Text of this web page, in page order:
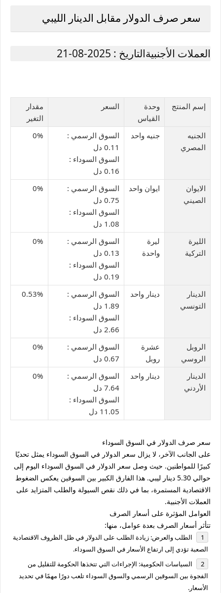
سعر صرف الدولار مقابل الدينار الليبي
العملات الأجنبيةالتاريخ : 2025-08-21
إسم المنتج
وحدة
القياس
السعر
مقدار
التغير
الجنيه
المصري
جنيه واحد
السوق الرسمي :
0.11 دل
السوق السوداء :
0.16 دل
0%
الايوان
الصيني
ايوان واحد
السوق الرسمي :
0.75 دل
السوق السوداء :
1.08 دل
0%
الليرة
التركية
ليرة
واحدة
السوق الرسمي :
0.13 دل
السوق السوداء :
0.19 دل
0%
الدينار
التونسي
دينار واحد
السوق الرسمي :
1.89 دل
السوق السوداء :
2.66 دل
0.53%
الروبل
الروسي
عشرة
روبل
السوق الرسمي :
0.67 دل
0%
الدينار
الأردني
دينار واحد
السوق الرسمي :
7.64 دل
السوق السوداء :
11.05 دل
0%
سعر صرف الدولار في السوق السوداء
على الجانب الآخر، لا يزال سعر الدولار في السوق السوداء يمثل تحديًا
كبيرًا للمواطنين. حيث وصل سعر الدولار في السوق السوداء اليوم إلى
حوالي 5.30 دينار ليبي. هذا الفارق الكبير بين السوقين يعكس الضغوط
الاقتصادية المستمرة، بما في ذلك نقص السيولة والطلب المتزايد على
العملات الأجنبية.
العوامل المؤثرة على أسعار الصرف
تتأثر أسعار الصرف بعدة عوامل، منها:
الطلب والعرض: زيادة الطلب على الدولار في ظل الظروف الاقتصادية
الصعبة تؤدي إلى ارتفاع الأسعار في السوق السوداء.
السياسات الحكومية: الإجراءات التي تتخذها الحكومة للتقليل من
الفجوة بين السوقين الرسمي والسوق السوداء تلعب دورًا مهمًا في تحديد
الأسعار.